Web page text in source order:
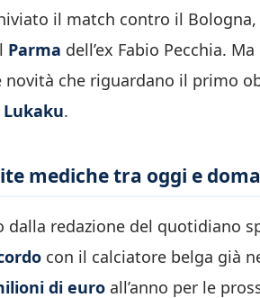
il match contro il
Parma dell’ex Fabio Pecchia.
novità che riguardano il primo
Lukaku.
mediche tra oggi e
redazione del quotidiano
con il calciatore belga già
di euro all’anno per le